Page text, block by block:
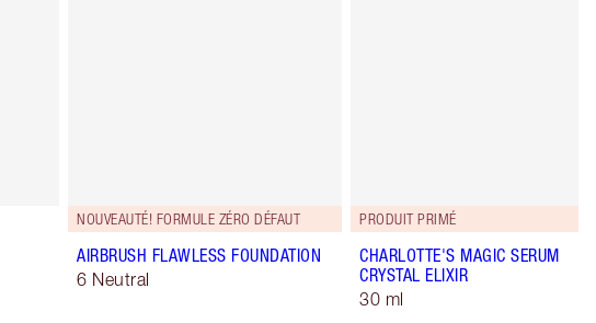
NOUVEAUTÉ! FORMULE ZÉRO DÉFAUT
AIRBRUSH FLAWLESS FOUNDATION
6 Neutral
PRODUIT PRIMÉ
CHARLOTTE'S MAGIC SERUM
CRYSTAL ELIXIR
30 ml